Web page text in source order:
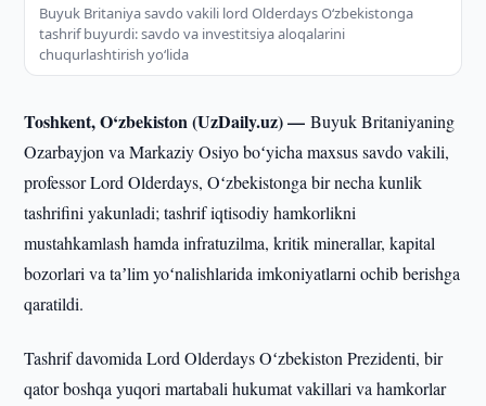
Buyuk Britaniya savdo vakili lord Olderdays Oʻzbekistonga
tashrif buyurdi: savdo va investitsiya aloqalarini
chuqurlashtirish yoʻlida
Toshkent, O‘zbekiston (UzDaily.uz) —Buyuk Britaniyaning
Ozarbayjon va Markaziy Osiyo boʻyicha maxsus savdo vakili,
professor Lord Olderdays, Oʻzbekistonga bir necha kunlik
tashrifini yakunladi; tashrif iqtisodiy hamkorlikni
mustahkamlash hamda infratuzilma, kritik minerallar, kapital
bozorlari va taʼlim yoʻnalishlarida imkoniyatlarni ochib berishga
qaratildi.
Tashrif davomida Lord Olderdays Oʻzbekiston Prezidenti, bir
qator boshqa yuqori martabali hukumat vakillari va hamkorlar